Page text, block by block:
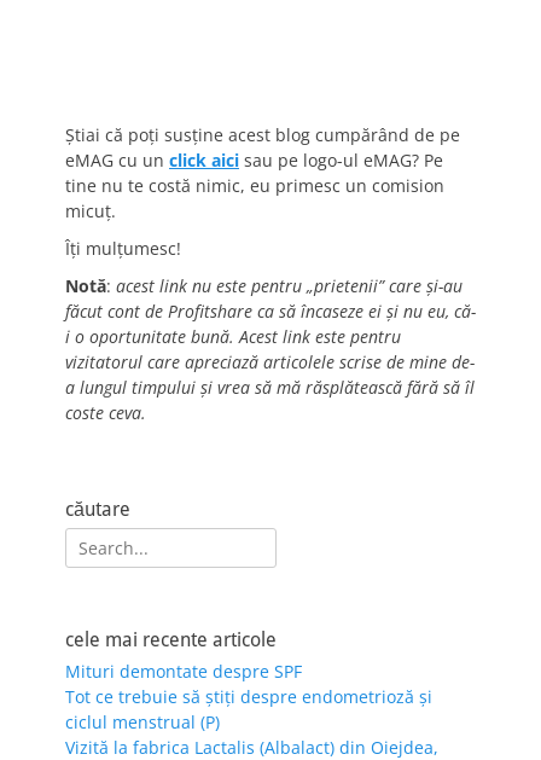
Știai că poți susține acest blog cumpărând de pe
eMAG cu un click aici sau pe logo-ul eMAG? Pe
tine nu te costă nimic, eu primesc un comision
micuț.
Îți mulțumesc!
Notă: acest link nu este pentru „prietenii” care și-au
făcut cont de Profitshare ca să încaseze ei și nu eu, că-
i o oportunitate bună. Acest link este pentru
vizitatorul care apreciază articolele scrise de mine de-
a lungul timpului și vrea să mă răsplătească fără să îl
coste ceva.
căutare
Search
for:
cele mai recente articole
Mituri demontate despre SPF
Tot ce trebuie să știți despre endometrioză și
ciclul menstrual (P)
Vizită la fabrica Lactalis (Albalact) din Oiejdea,